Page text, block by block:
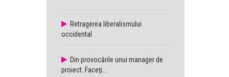
Retragerea liberalismului
occidental
Din provocările unui manager de
proiect. Faceţi...